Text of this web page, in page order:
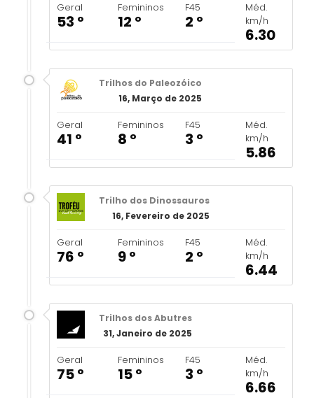
Geral
53 º
Femininos
12 º
F45
2 º
Méd.
km/h
6.30
Trilhos do Paleozóico
16, Março de 2025
Geral
41 º
Femininos
8 º
F45
3 º
Méd.
km/h
5.86
Trilho dos Dinossauros
16, Fevereiro de 2025
Geral
76 º
Femininos
9 º
F45
2 º
Méd.
km/h
6.44
Trilhos dos Abutres
31, Janeiro de 2025
Geral
75 º
Femininos
15 º
F45
3 º
Méd.
km/h
6.66